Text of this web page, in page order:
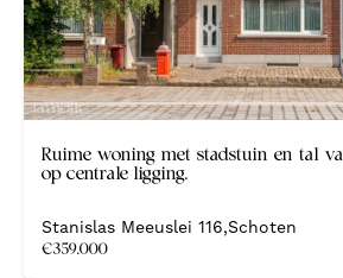
Ruime woning met stadstuin en tal
op centrale ligging.
Stanislas Meeuslei 116,Schoten
€359.000